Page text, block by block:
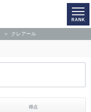
クレアール
得点